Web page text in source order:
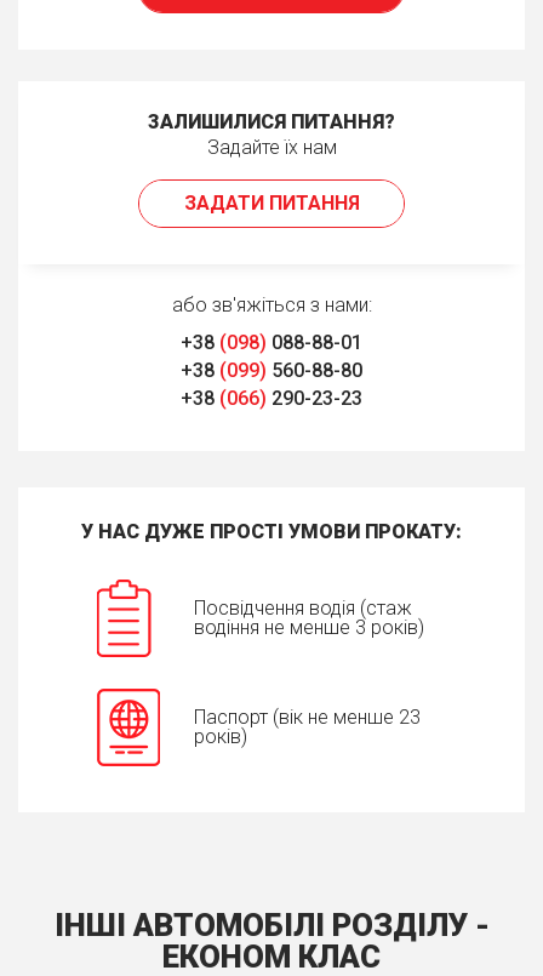
ЗАЛИШИЛИСЯ ПИТАННЯ?
Задайте їх нам
ЗАДАТИ ПИТАННЯ
або зв'яжіться з нами:
+38 (098) 088-88-01
+38 (099) 560-88-80
+38 (066) 290-23-23
У НАС ДУЖЕ ПРОСТІ УМОВИ ПРОКАТУ:
Посвідчення водія (стаж
водіння не менше 3 років)
Паспорт (вік не менше 23
років)
ІНШІ АВТОМОБІЛІ РОЗДІЛУ -
ЕКОНОМ КЛАС